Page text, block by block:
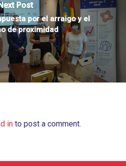
Post
por el arraigo y el
de proximidad
in to post a comment.